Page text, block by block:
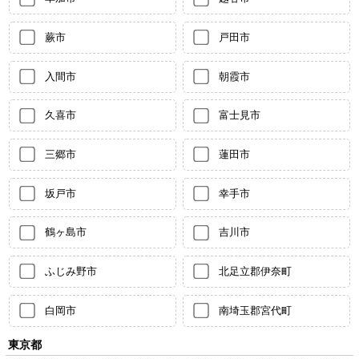
蕨市 戸田市
入間市 朝霞市
久喜市 富士見市
三郷市 蓮田市
坂戸市 幸手市
鶴ヶ島市 吉川市
ふじみ野市 北足立郡伊奈町
白岡市 南埼玉郡宮代町
東京都